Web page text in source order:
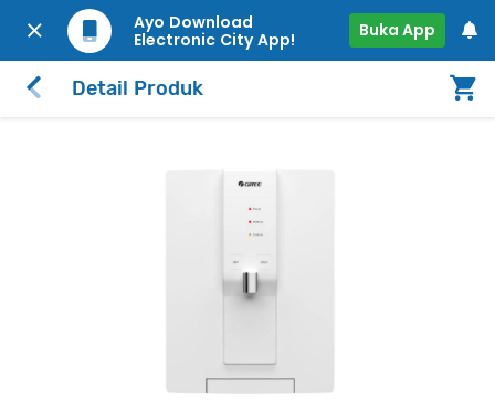
Ayo Download
Electronic City App!
Buka App
Detail Produk